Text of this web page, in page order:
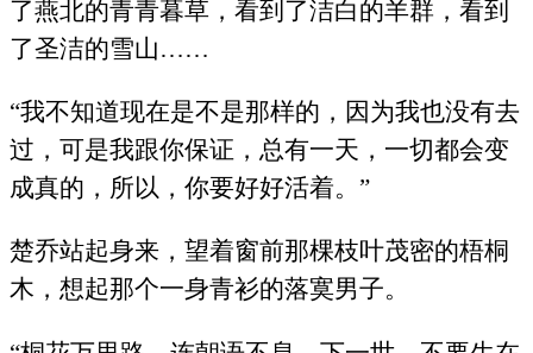
了燕北的青青暮草，看到了洁白的羊群，看到
了圣洁的雪山……
“我不知道现在是不是那样的，因为我也没有去
过，可是我跟你保证，总有一天，一切都会变
成真的，所以，你要好好活着。”
楚乔站起身来，望着窗前那棵枝叶茂密的梧桐
木，想起那个一身青衫的落寞男子。